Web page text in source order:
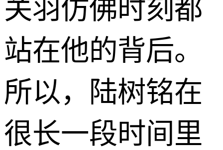
关羽仿佛时刻都
站在他的背后。
所以，陆树铭在
很长一段时间里